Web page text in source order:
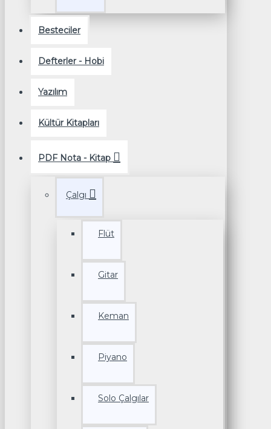
Besteciler
Defterler - Hobi
Yazılım
Kültür Kitapları
PDF Nota - Kitap
Çalgı
Flüt
Gitar
Keman
Piyano
Solo Çalgılar